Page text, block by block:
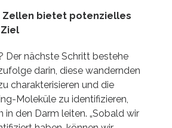
Zellen bietet potenzielles
Der nächste Schritt bestehe
darin, diese wandernden
charakterisieren und die
Moleküle zu identifizieren,
in den Darm leiten. „Sobald wir